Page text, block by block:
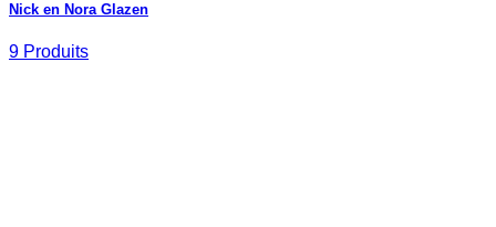
Nick en Nora Glazen
9 Produits